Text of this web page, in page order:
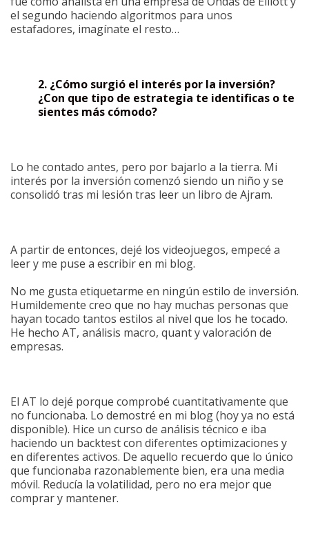
el segundo haciendo algoritmos para unos
estafadores, imagínate el resto…
2. ¿Cómo surgió el interés por la inversión?
¿Con que tipo de estrategia te identificas o te
sientes más cómodo?
Lo he contado antes, pero por bajarlo a la tierra. Mi
interés por la inversión comenzó siendo un niño y se
consolidó tras mi lesión tras leer un libro de Ajram.
A partir de entonces, dejé los videojuegos, empecé a
leer y me puse a escribir en mi blog.
No me gusta etiquetarme en ningún estilo de inversión.
Humildemente creo que no hay muchas personas que
hayan tocado tantos estilos al nivel que los he tocado.
He hecho AT, análisis macro, quant y valoración de
empresas.
El AT lo dejé porque comprobé cuantitativamente que
no funcionaba. Lo demostré en mi blog (hoy ya no está
disponible). Hice un curso de análisis técnico e iba
haciendo un backtest con diferentes optimizaciones y
en diferentes activos. De aquello recuerdo que lo único
que funcionaba razonablemente bien, era una media
móvil. Reducía la volatilidad, pero no era mejor que
comprar y mantener.